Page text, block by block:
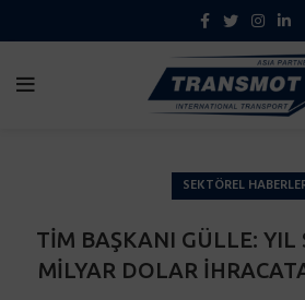
SEKTÖREL
TİM BAŞKANI GÜLLE: YIL
MİLYAR DOLAR